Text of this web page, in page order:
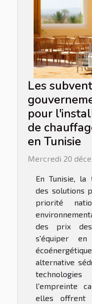
Les
pour
de
en Tunisie
Mercredi 20
En Tunisie, la
des solutions
priorité
des prix des
s'équiper en
alternative
l'empreinte
elles offrent